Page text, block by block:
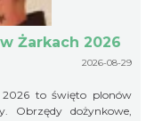
Żarkach 2026
2026-08-29
to święto plonów
Obrzędy dożynkowe,